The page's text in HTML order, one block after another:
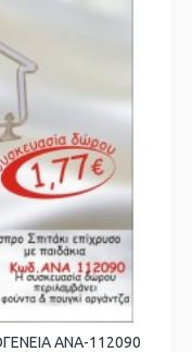
ΑΝΑ-112090